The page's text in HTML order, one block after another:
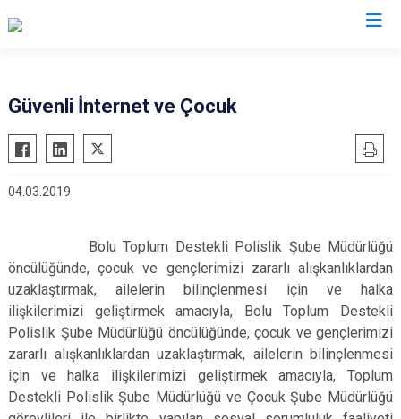
Güvenli İnternet ve Çocuk
04.03.2019
Bolu Toplum Destekli Polislik Şube Müdürlüğü
öncülüğünde, çocuk ve gençlerimizi zararlı alışkanlıklardan
uzaklaştırmak, ailelerin bilinçlenmesi için ve halka
ilişkilerimizi geliştirmek amacıyla, Bolu Toplum Destekli
Polislik Şube Müdürlüğü öncülüğünde, çocuk ve gençlerimizi
zararlı alışkanlıklardan uzaklaştırmak, ailelerin bilinçlenmesi
için ve halka ilişkilerimizi geliştirmek amacıyla, Toplum
Destekli Polislik Şube Müdürlüğü ve Çocuk Şube Müdürlüğü